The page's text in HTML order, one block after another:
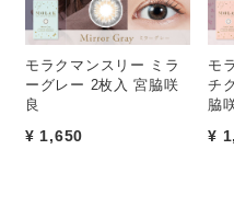
モラクマンスリー ミラ
ーグレー 2枚入 宮脇咲
良
¥ 1,650
モ
チ
脇
¥